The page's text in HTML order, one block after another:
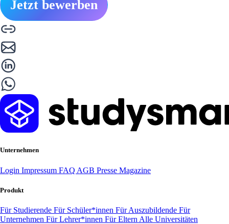
Jetzt bewerben
Unternehmen
Login Impressum FAQ AGB Presse Magazine
Produkt
Für Studierende Für Schüler*innen Für Auszubildende Für
Unternehmen Für Lehrer*innen Für Eltern Alle Universitäten